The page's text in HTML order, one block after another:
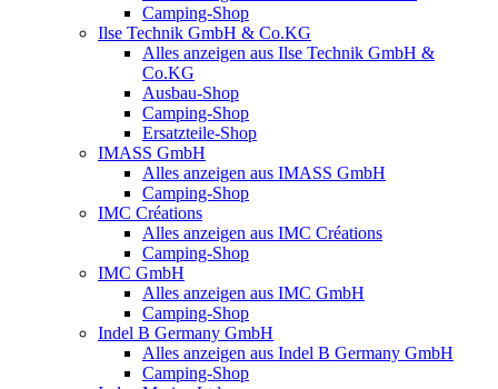
Camping-Shop
Ilse Technik GmbH & Co.KG
Alles anzeigen aus Ilse Technik GmbH &
Co.KG
Ausbau-Shop
Camping-Shop
Ersatzteile-Shop
IMASS GmbH
Alles anzeigen aus IMASS GmbH
Camping-Shop
IMC Créations
Alles anzeigen aus IMC Créations
Camping-Shop
IMC GmbH
Alles anzeigen aus IMC GmbH
Camping-Shop
Indel B Germany GmbH
Alles anzeigen aus Indel B Germany GmbH
Camping-Shop